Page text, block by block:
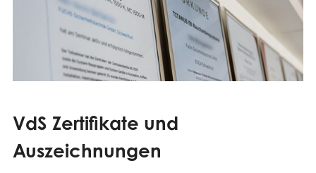
VdS Zertifikate und
Auszeichnungen